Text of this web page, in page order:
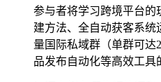
参与者将学习跨境平台的
建方法、全自动获客系
量国际私域群（单群可达
品发布自动化等高效工具